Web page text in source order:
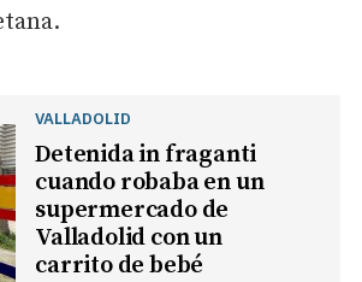
VALLADOLID
Detenida in fraganti
cuando robaba en un
supermercado de
Valladolid con un
carrito de bebé